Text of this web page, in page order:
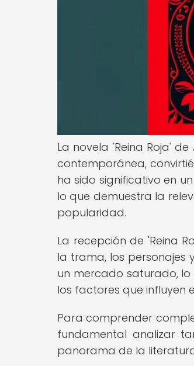
La novela 'Reina Roja'
contemporánea,
ha sido significativo en
lo que demuestra la
popularidad.
La recepción de 'Reina
la trama, los personajes
un mercado saturado,
los factores que influyen
Para comprender
fundamental analizar
panorama de la